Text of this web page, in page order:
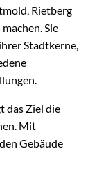
Rietberg
Sie
Stadtkerne,
das Ziel die
Mit
Gebäude